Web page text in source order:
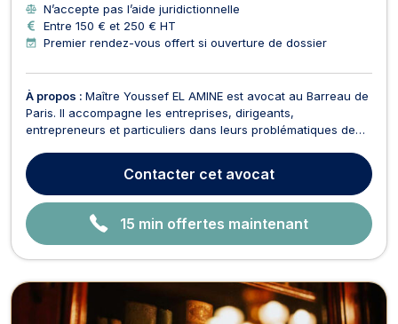
N’accepte pas l’aide juridictionnelle
Entre 150 € et 250 € HT
Premier rendez-vous offert si ouverture de dossier
À propos : Maître Youssef EL AMINE est avocat au Barreau de
Paris. Il accompagne les entreprises, dirigeants,
entrepreneurs et particuliers dans leurs problématiques de
et de contentieux civil et commercial. Il intervient également
auprès des acteurs du secteur sportif en ...
Contacter cet avocat
15 min offertes maintenant